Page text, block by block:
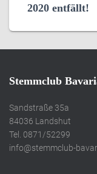
2020 entfällt!
Stemmclub
Sandstraße 35a
84036 Landshut
Tel. 0871/52299
info@stemmclub-